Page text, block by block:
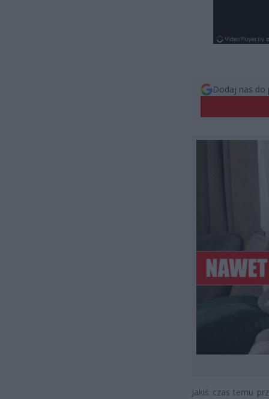
Dodaj nas do
Jakiś czas temu